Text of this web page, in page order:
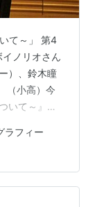
て～」 第4
ノリオさん
）、鈴木瞳
（小高）今
いて～』で
門医」の鈴
ていきま
の「検診」
療を始めれ
ラフィー